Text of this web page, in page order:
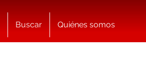
Buscar Quiénes somos